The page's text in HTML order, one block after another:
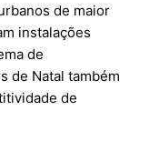
de maior
instalações
de
de Natal também
de